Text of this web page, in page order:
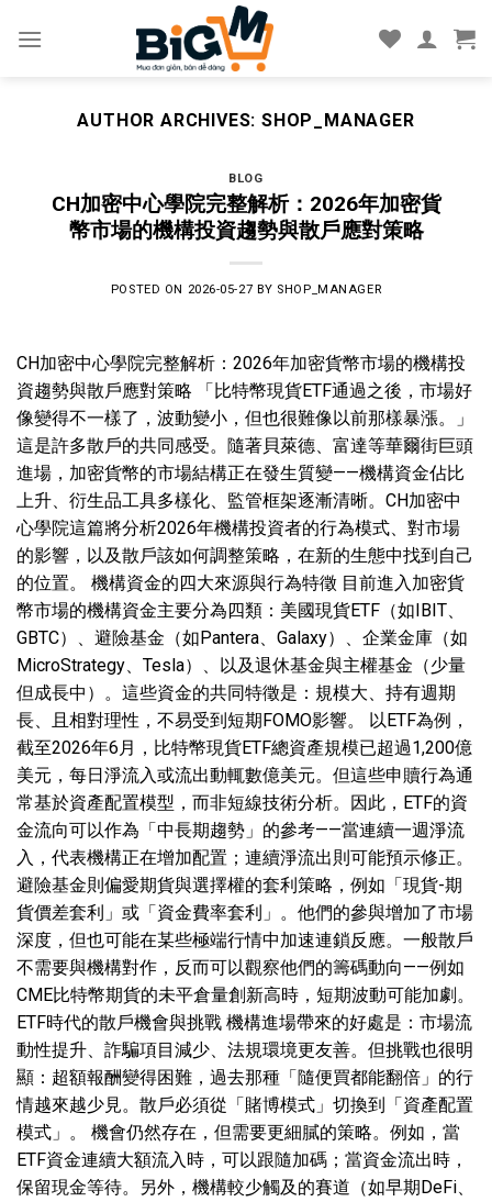
AUTHOR ARCHIVES: SHOP_MANAGER
BLOG
CH加密中心學院完整解析：2026年加密貨
幣市場的機構投資趨勢與散戶應對策略
POSTED ON 2026-05-27 BY SHOP_MANAGER
CH加密中心學院完整解析：2026年加密貨幣市場的機構投
資趨勢與散戶應對策略 「比特幣現貨ETF通過之後，市場好
像變得不一樣了，波動變小，但也很難像以前那樣暴漲。」
這是許多散戶的共同感受。隨著貝萊德、富達等華爾街巨頭
進場，加密貨幣的市場結構正在發生質變——機構資金佔比
上升、衍生品工具多樣化、監管框架逐漸清晰。CH加密中
心學院這篇將分析2026年機構投資者的行為模式、對市場
的影響，以及散戶該如何調整策略，在新的生態中找到自己
的位置。 機構資金的四大來源與行為特徵 目前進入加密貨
幣市場的機構資金主要分為四類：美國現貨ETF（如IBIT、
GBTC）、避險基金（如Pantera、Galaxy）、企業金庫（如
MicroStrategy、Tesla）、以及退休基金與主權基金（少量
但成長中）。這些資金的共同特徵是：規模大、持有週期
長、且相對理性，不易受到短期FOMO影響。 以ETF為例，
截至2026年6月，比特幣現貨ETF總資產規模已超過1,200億
美元，每日淨流入或流出動輒數億美元。但這些申贖行為通
常基於資產配置模型，而非短線技術分析。因此，ETF的資
金流向可以作為「中長期趨勢」的參考——當連續一週淨流
入，代表機構正在增加配置；連續淨流出則可能預示修正。
避險基金則偏愛期貨與選擇權的套利策略，例如「現貨-期
貨價差套利」或「資金費率套利」。他們的參與增加了市場
深度，但也可能在某些極端行情中加速連鎖反應。一般散戶
不需要與機構對作，反而可以觀察他們的籌碼動向——例如
CME比特幣期貨的未平倉量創新高時，短期波動可能加劇。
ETF時代的散戶機會與挑戰 機構進場帶來的好處是：市場流
動性提升、詐騙項目減少、法規環境更友善。但挑戰也很明
顯：超額報酬變得困難，過去那種「隨便買都能翻倍」的行
情越來越少見。散戶必須從「賭博模式」切換到「資產配置
模式」。 機會仍然存在，但需要更細膩的策略。例如，當
ETF資金連續大額流入時，可以跟隨加碼；當資金流出時，
保留現金等待。另外，機構較少觸及的賽道（如早期DeFi、